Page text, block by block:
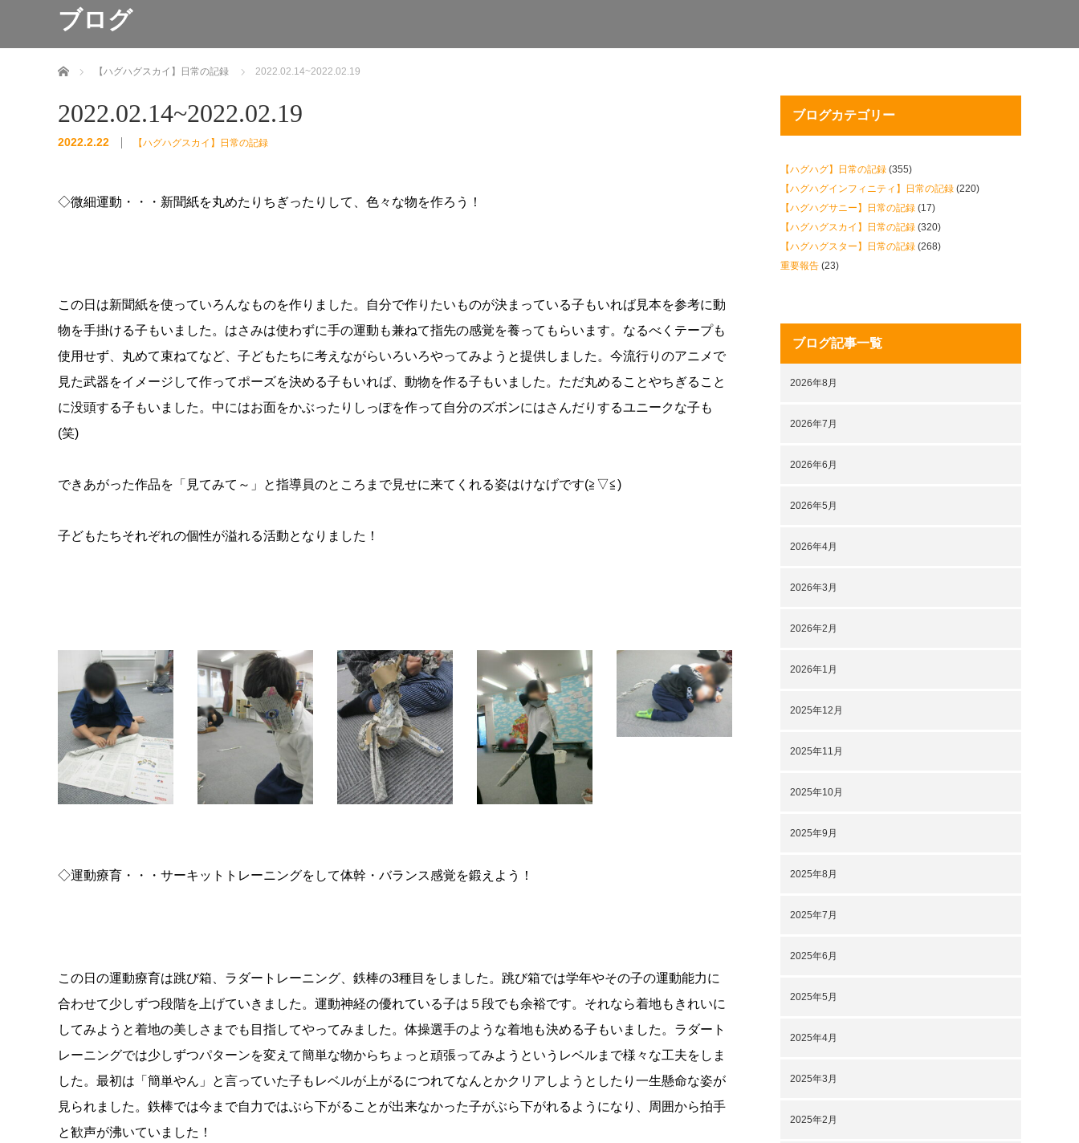
ブログ
ホーム 【ハグハグスカイ】日常の記録 2022.02.14~2022.02.19
2022.02.14~2022.02.19
2022.2.22 【ハグハグスカイ】日常の記録
◇微細運動・・・新聞紙を丸めたりちぎったりして、色々な物を作ろう！
この日は新聞紙を使っていろんなものを作りました。自分で作りたいものが決まっている子もいれば見本を参考に動
物を手掛ける子もいました。はさみは使わずに手の運動も兼ねて指先の感覚を養ってもらいます。なるべくテープも
使用せず、丸めて束ねてなど、子どもたちに考えながらいろいろやってみようと提供しました。今流行りのアニメで
見た武器をイメージして作ってポーズを決める子もいれば、動物を作る子もいました。ただ丸めることやちぎること
に没頭する子もいました。中にはお面をかぶったりしっぽを作って自分のズボンにはさんだりするユニークな子も
(笑)
できあがった作品を「見てみて～」と指導員のところまで見せに来てくれる姿はけなげです(≧▽≦)
子どもたちそれぞれの個性が溢れる活動となりました！
◇運動療育・・・サーキットトレーニングをして体幹・バランス感覚を鍛えよう！
この日の運動療育は跳び箱、ラダートレーニング、鉄棒の3種目をしました。跳び箱では学年やその子の運動能力に
合わせて少しずつ段階を上げていきました。運動神経の優れている子は５段でも余裕です。それなら着地もきれいに
してみようと着地の美しさまでも目指してやってみました。体操選手のような着地も決める子もいました。ラダート
レーニングでは少しずつパターンを変えて簡単な物からちょっと頑張ってみようというレベルまで様々な工夫をしま
した。最初は「簡単やん」と言っていた子もレベルが上がるにつれてなんとかクリアしようとしたり一生懸命な姿が
見られました。鉄棒では今まで自力ではぶら下がることが出来なかった子がぶら下がれるようになり、周囲から拍手
と歓声が沸いていました！
ブログカテゴリー
【ハグハグ】日常の記録 (355)
【ハグハグインフィニティ】日常の記録 (220)
【ハグハグサニー】日常の記録 (17)
【ハグハグスカイ】日常の記録 (320)
【ハグハグスター】日常の記録 (268)
重要報告 (23)
ブログ記事一覧
2026年8月
2026年7月
2026年6月
2026年5月
2026年4月
2026年3月
2026年2月
2026年1月
2025年12月
2025年11月
2025年10月
2025年9月
2025年8月
2025年7月
2025年6月
2025年5月
2025年4月
2025年3月
2025年2月